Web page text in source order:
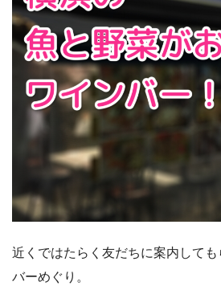
近くではたらく友だちに案内して
バーめぐり。